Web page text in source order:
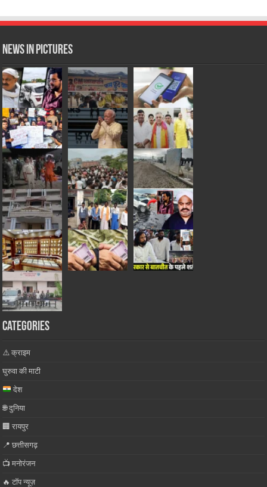
News in Pictures
Categories
⚠️ क्राइम
घुरुवा की माटी
देश
🌐 दुनिया
🏢 रायपुर
📍 छत्तीसगढ़
📺 मनोरंजन
🔥 टॉप न्यूज़